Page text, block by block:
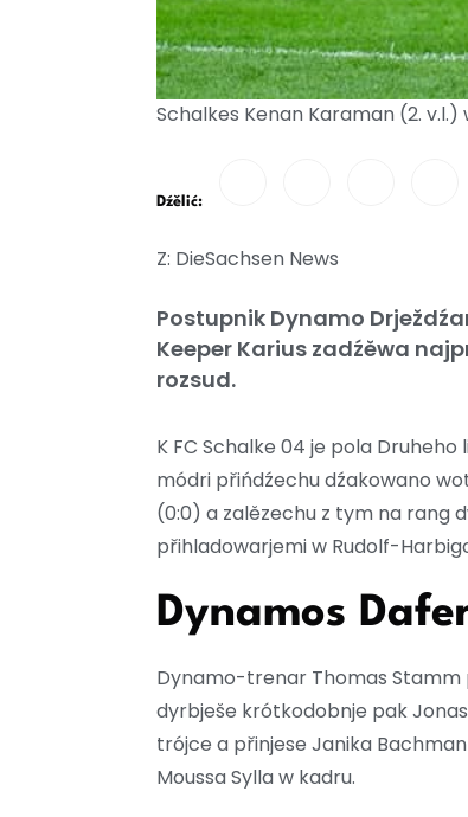
Schalkes Kenan Karaman (2.
Dźělić:
Z: DieSachsen News
Postupnik Dynamo
Keeper Karius zadźěwa
rozsud.
K FC Schalke 04 je pola
módri přińdźechu dźakowano
(0:0) a zalězechu z tym na rang
přihladowarjemi w Rudolf-
Dynamos
Dynamo-trenar Thomas
dyrbješe krótkodobnje pak
trójce a přinjese Janika
Moussa Sylla w kadru.